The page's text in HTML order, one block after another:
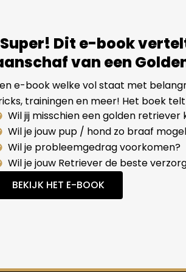
Dit e-book
van een
e-book welke vol staat met
trainingen en meer! Het boek telt
Wil jij misschien een golden retriever
Wil je jouw pup / hond zo braaf
Wil je probleemgedrag voorkomen?
Wil je jouw Retriever de beste
BEKIJK HET E-BOOK